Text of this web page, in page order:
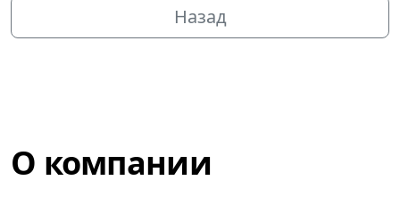
Назад
О компании